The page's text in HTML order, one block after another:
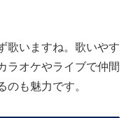
歌いますね。歌いやす
ラオケやライブで仲間
のも魅力です。